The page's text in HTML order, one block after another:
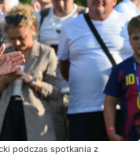
podczas spotkania z